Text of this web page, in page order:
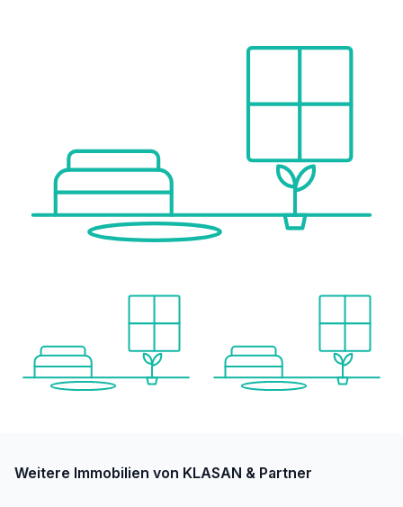
Weitere Immobilien von KLASAN & Partner